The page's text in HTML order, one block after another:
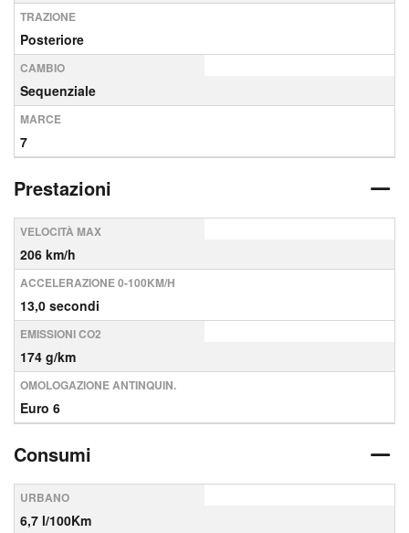
TRAZIONE
Posteriore
CAMBIO
Sequenziale
MARCE
7
Prestazioni
VELOCITÀ MAX
206 km/h
ACCELERAZIONE 0-100KM/H
13,0 secondi
EMISSIONI CO2
174 g/km
OMOLOGAZIONE ANTINQUIN.
Euro 6
Consumi
URBANO
6,7 l/100Km